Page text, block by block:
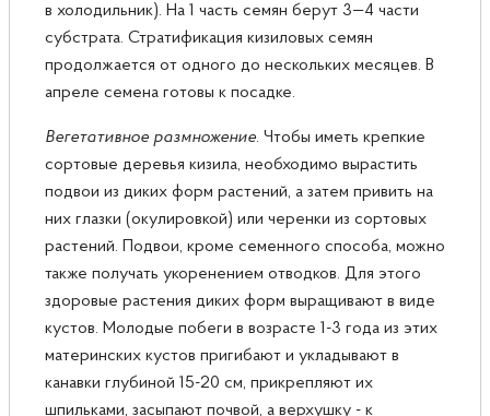
в холодильник). На 1 часть семян берут 3—4 части
субстрата. Стратификация кизиловых семян
продолжается от одного до нескольких месяцев. В
апреле семена готовы к посадке.
Вегетативное размножение. Чтобы иметь крепкие
сортовые деревья кизила, необходимо вырастить
подвои из диких форм растений, а затем привить на
них глазки (окулировкой) или черенки из сортовых
растений. Подвои, кроме семенного способа, можно
также получать укоренением отводков. Для этого
здоровые растения диких форм выращивают в виде
кустов. Молодые побеги в возрасте 1-3 года из этих
материнских кустов пригибают и укладывают в
канавки глубиной 15-20 см, прикрепляют их
шпильками, засыпают почвой, а верхушку - к